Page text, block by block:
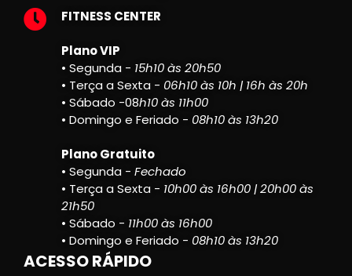
FITNESS CENTER
Plano VIP
• Segunda - 15h10 às 20h50
• Terça a Sexta - 06h10 às 10h | 16h às 20h
• Sábado -08h10 às 11h00
• Domingo e Feriado - 08h10 às 13h20
Plano Gratuito
• Segunda - Fechado
• Terça a Sexta - 10h00 às 16h00 | 20h00 às
21h50
• Sábado - 11h00 às 16h00
• Domingo e Feriado - 08h10 às 13h20
ACESSO RÁPIDO